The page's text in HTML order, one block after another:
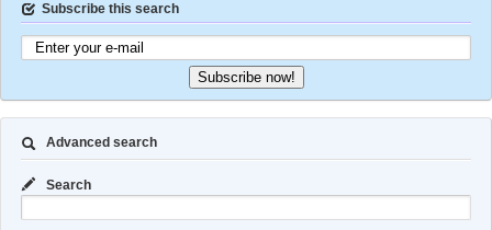
Subscribe this search
Subscribe now!
Advanced search
Search